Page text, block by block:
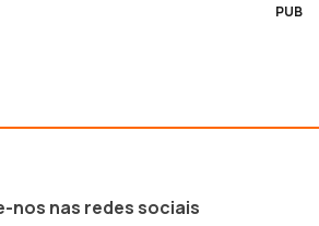
PUB
nos nas redes sociais